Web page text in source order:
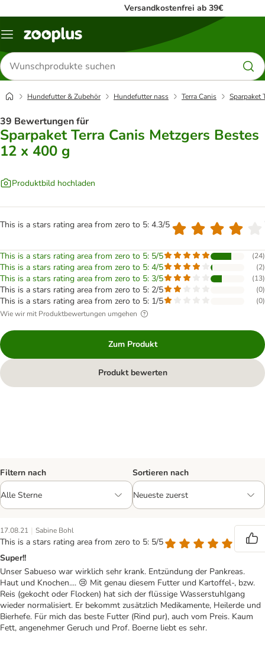
Versandkostenfrei ab 39€
Menü
Produkte
suchen
Hundefutter & Zubehör Hundefutter nass Terra Canis Sparpaket
39 Bewertungen für
Sparpaket Terra Canis Metzgers Bestes
12 x 400 g
Produktbild hochladen
This is a stars rating area from zero to 5: 4.3/5
This is a stars rating area from zero to 5: 5/5 (24)
This is a stars rating area from zero to 5: 4/5 (2)
This is a stars rating area from zero to 5: 3/5 (13)
This is a stars rating area from zero to 5: 2/5 (0)
This is a stars rating area from zero to 5: 1/5 (0)
Wie wir mit Produktbewertungen umgehen
Zum Produkt
Produkt bewerten
Filtern nach Sortieren nach
17.08.21 | Sabine Bohl
This is a stars rating area from zero to 5: 5/5
Super!!
Unser Sabueso war wirklich sehr krank. Entzündung der Pankreas.
Haut und Knochen.... 😢 Mit genau diesem Futter und Kartoffel-, bzw.
Reis (gekocht oder Flocken) hat sich der flüssige Wasserstuhlgang
wieder normalisiert. Er bekommt zusätzlich Medikamente, Heilerde und
Bierhefe. Für mich das beste Futter (Rind pur), auch vom Preis. Kaum
Fett, angenehmer Geruch und Prof. Boerne liebt es sehr.